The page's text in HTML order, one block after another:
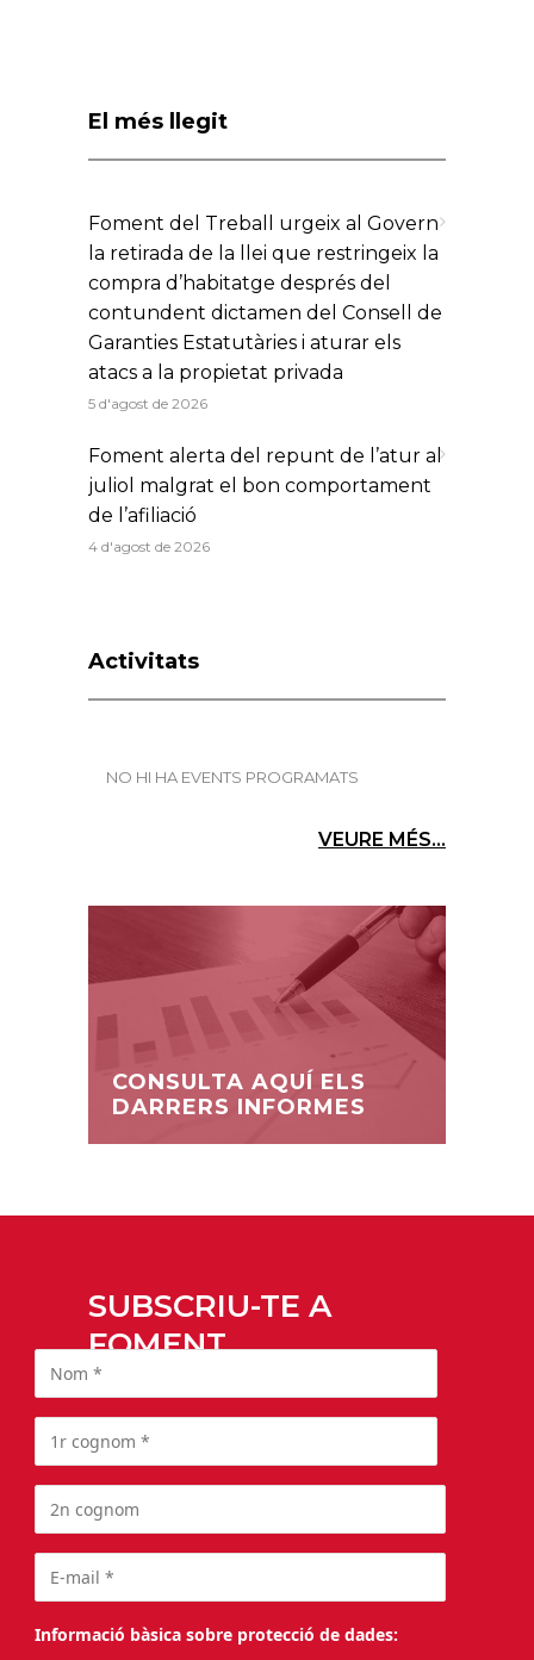
El més llegit
Foment del Treball urgeix al Govern
la retirada de la llei que restringeix la
compra d’habitatge després del
contundent dictamen del Consell de
Garanties Estatutàries i aturar els
atacs a la propietat privada
5 d'agost de 2026
Foment alerta del repunt de l’atur al
juliol malgrat el bon comportament
de l’afiliació
4 d'agost de 2026
Activitats
NO HI HA EVENTS PROGRAMATS
VEURE MÉS...
CONSULTA AQUÍ ELS
DARRERS INFORMES
SUBSCRIU-TE A
FOMENT
Informació bàsica sobre protecció de dades: